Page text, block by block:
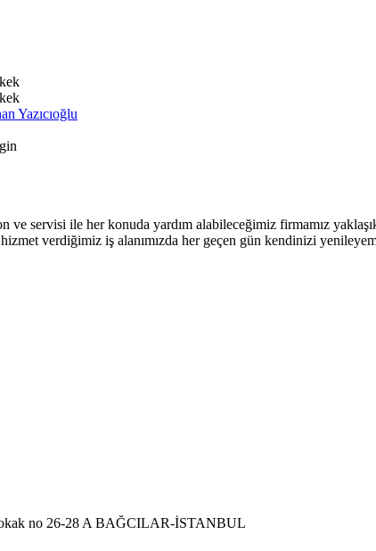
Yazıcıoğlu
ve servisi ile her konuda yardım alabileceğimiz firmamız
verdiğimiz iş alanımızda her geçen gün kendinizi
no 26-28 A BAĞCILAR-İSTANBUL